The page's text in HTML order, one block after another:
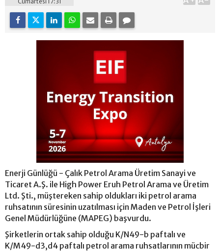
Enerji Günlüğü - Çalık Petrol Arama Üretim Sanayi ve
Ticaret A.Ş. ile High Power Eruh Petrol Arama ve Üretim
Ltd. Şti., müştereken sahip oldukları iki petrol arama
ruhsatının süresinin uzatılması için Maden ve Petrol İşleri
Genel Müdürlüğüne (MAPEG) başvurdu.
Şirketlerin ortak sahip olduğu K/N49-b paftalı ve
K/M49-d3,d4 paftalı petrol arama ruhsatlarının mücbir